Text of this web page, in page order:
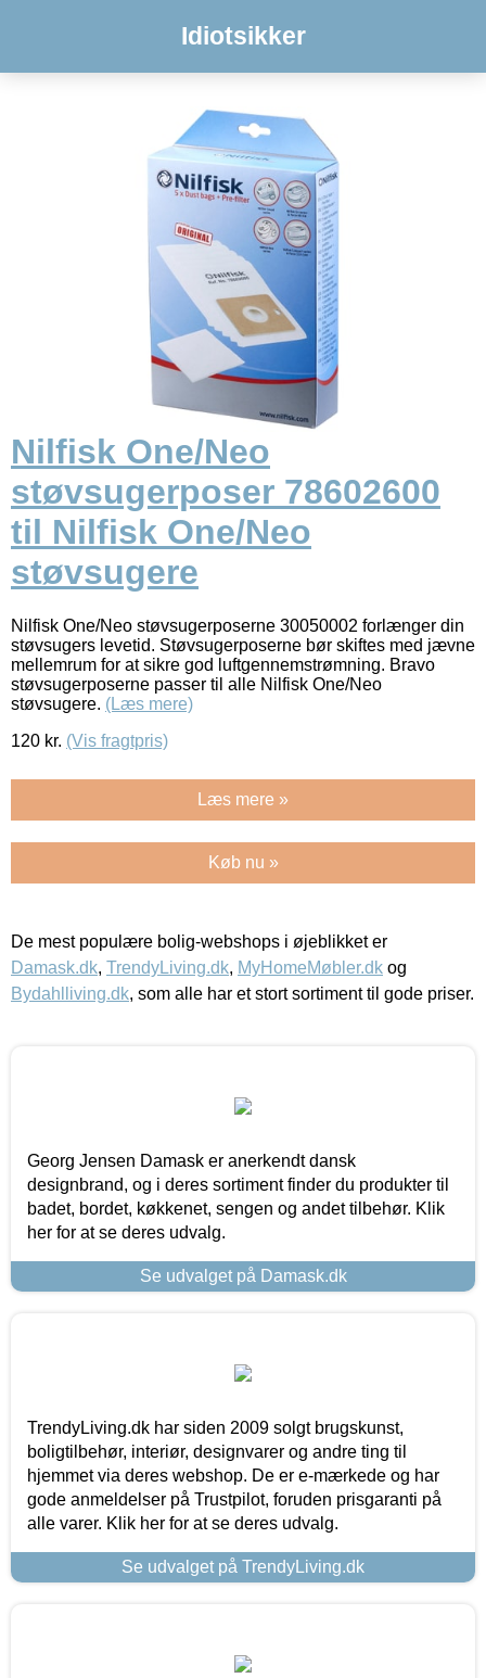
Idiotsikker
Nilfisk One/Neo
støvsugerposer 78602600
til Nilfisk One/Neo
støvsugere
Nilfisk One/Neo støvsugerposerne 30050002 forlænger din
støvsugers levetid. Støvsugerposerne bør skiftes med jævne
mellemrum for at sikre god luftgennemstrømning. Bravo
støvsugerposerne passer til alle Nilfisk One/Neo
støvsugere. (Læs mere)
120 kr. (Vis fragtpris)
Læs mere »
Køb nu »
De mest populære bolig-webshops i øjeblikket er
Damask.dk, TrendyLiving.dk, MyHomeMøbler.dk og
Bydahlliving.dk, som alle har et stort sortiment til gode priser.
Georg Jensen Damask er anerkendt dansk
designbrand, og i deres sortiment finder du produkter til
badet, bordet, køkkenet, sengen og andet tilbehør. Klik
her for at se deres udvalg.
Se udvalget på Damask.dk
TrendyLiving.dk har siden 2009 solgt brugskunst,
boligtilbehør, interiør, designvarer og andre ting til
hjemmet via deres webshop. De er e-mærkede og har
gode anmeldelser på Trustpilot, foruden prisgaranti på
alle varer. Klik her for at se deres udvalg.
Se udvalget på TrendyLiving.dk